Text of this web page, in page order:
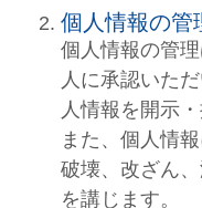
個人情報の管
個人情報の管
人に承認いた
人情報を開示
また、個人情
破壊、改ざん
を講じます。